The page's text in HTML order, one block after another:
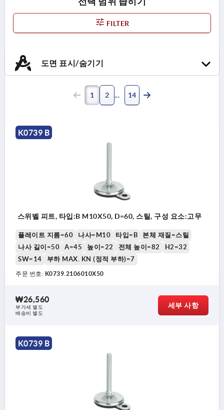
FILTER
도면 표시/숨기기
1 2 14
K0739 B
스위벨 피트, 타입:B M10X50, D=60, 스틸, 구성 요소:고무
플레이트 지름=60 나사=M10 타입=B
본체 재질=스틸
나사 길이=50
A=45 높이=22 전체 높이=82
H2=32
SW=14
부하 MAX. KN (정적 부하)=7
주문 번호: K0739.2106010X50
₩26,560
부가세 별도
배송비 별도
세부 사항
K0739 B